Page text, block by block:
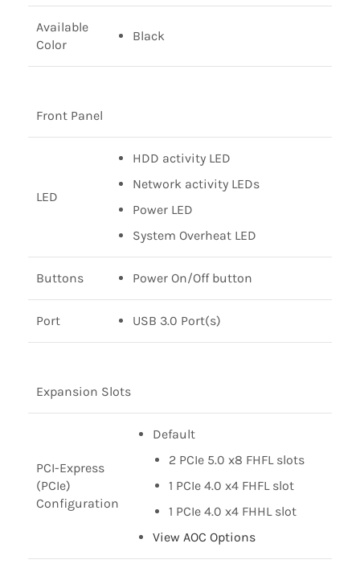
Available
Color
Black
Front Panel
LED
HDD activity LED
Network activity LEDs
Power LED
System Overheat LED
Buttons Power On/Off button
Port USB 3.0 Port(s)
Expansion Slots
PCI-Express
(PCIe)
Configuration
Default
2 PCIe 5.0 x8 FHFL slots
1 PCIe 4.0 x4 FHFL slot
1 PCIe 4.0 x4 FHHL slot
View AOC Options